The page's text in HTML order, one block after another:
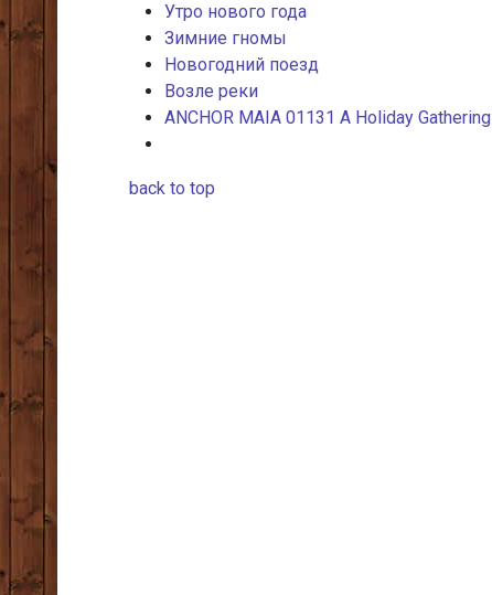
Утро нового года
Зимние гномы
Новогодний поезд
Возле реки
ANCHOR MAIA 01131 A Holiday Gathering
back to top